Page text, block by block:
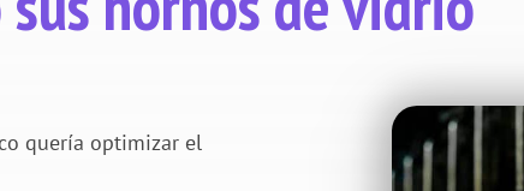
quería optimizar el